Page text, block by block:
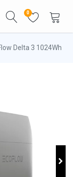
0
Delta 3 1024Wh